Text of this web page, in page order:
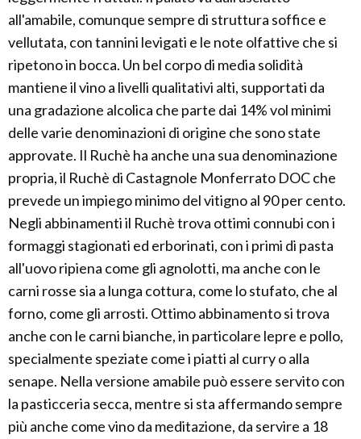
all'amabile, comunque sempre di struttura soffice e
vellutata, con tannini levigati e le note olfattive che si
ripetono in bocca. Un bel corpo di media solidità
mantiene il vino a livelli qualitativi alti, supportati da
una gradazione alcolica che parte dai 14% vol minimi
delle varie denominazioni di origine che sono state
approvate. Il Ruchè ha anche una sua denominazione
propria, il Ruchè di Castagnole Monferrato DOC che
prevede un impiego minimo del vitigno al 90 per cento.
Negli abbinamenti il Ruchè trova ottimi connubi con i
formaggi stagionati ed erborinati, con i primi di pasta
all'uovo ripiena come gli agnolotti, ma anche con le
carni rosse sia a lunga cottura, come lo stufato, che al
forno, come gli arrosti. Ottimo abbinamento si trova
anche con le carni bianche, in particolare lepre e pollo,
specialmente speziate come i piatti al curry o alla
senape. Nella versione amabile può essere servito con
la pasticceria secca, mentre si sta affermando sempre
più anche come vino da meditazione, da servire a 18